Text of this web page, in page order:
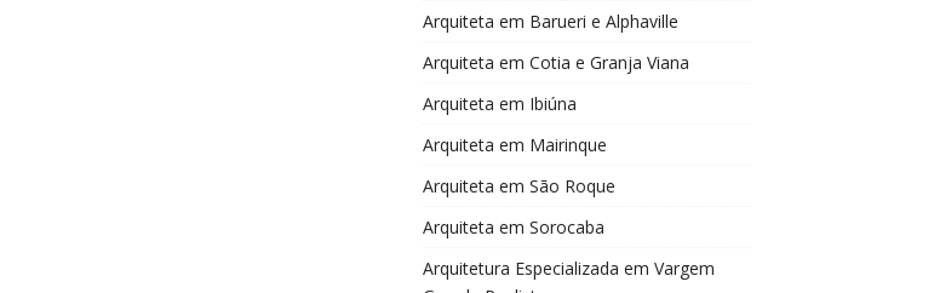
Arquiteta em Barueri e Alphaville
Arquiteta em Cotia e Granja Viana
Arquiteta em Ibiúna
Arquiteta em Mairinque
Arquiteta em São Roque
Arquiteta em Sorocaba
Arquitetura Especializada em Vargem